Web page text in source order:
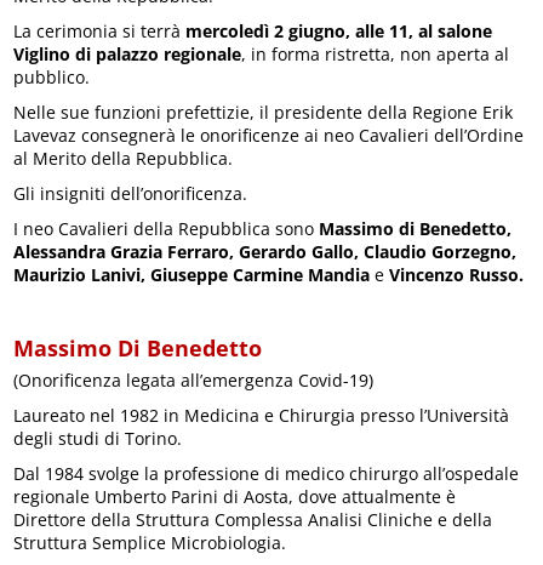
La cerimonia si terrà mercoledì 2 giugno, alle 11, al salone
Viglino di palazzo regionale, in forma ristretta, non aperta al
pubblico.
Nelle sue funzioni prefettizie, il presidente della Regione Erik
Lavevaz consegnerà le onorificenze ai neo Cavalieri dell’Ordine
al Merito della Repubblica.
Gli insigniti dell’onorificenza.
I neo Cavalieri della Repubblica sono Massimo di Benedetto,
Alessandra Grazia Ferraro, Gerardo Gallo, Claudio Gorzegno,
Maurizio Lanivi, Giuseppe Carmine MandiaeVincenzo Russo.
Massimo Di Benedetto
(Onorificenza legata all’emergenza Covid-19)
Laureato nel 1982 in Medicina e Chirurgia presso l’Università
degli studi di Torino.
Dal 1984 svolge la professione di medico chirurgo all’ospedale
regionale Umberto Parini di Aosta, dove attualmente è
Direttore della Struttura Complessa Analisi Cliniche e della
Struttura Semplice Microbiologia.